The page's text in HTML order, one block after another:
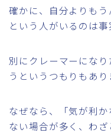
確かに、自分よりもう
という人がいるのは
別にクレーマーにな
うというつもりもあり
なぜなら、「気が利
ない場合が多く、わ